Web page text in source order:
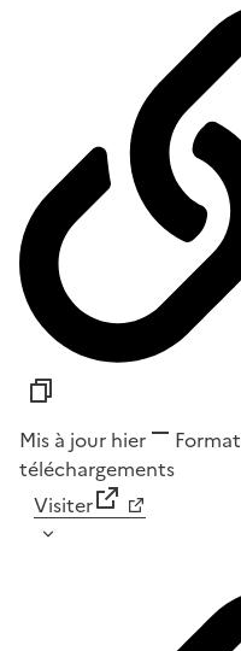
Mis à jour hier Format
téléchargements
Visiter